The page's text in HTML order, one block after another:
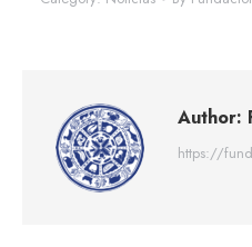
Author:
https://